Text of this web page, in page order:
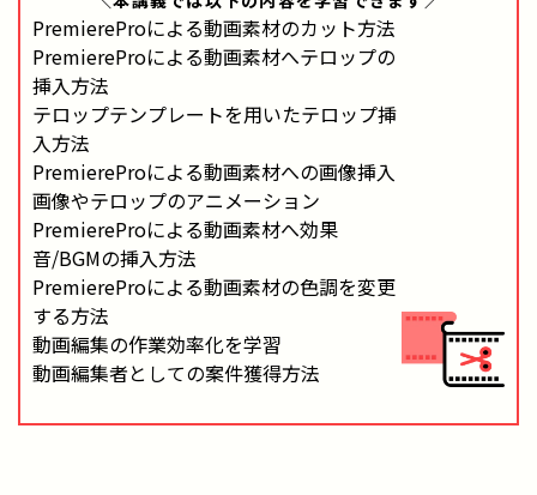
PremiereProによる動画素材のカット方法
PremiereProによる動画素材へテロップの
挿入方法
テロップテンプレートを用いたテロップ挿
入方法
PremiereProによる動画素材への画像挿入
画像やテロップのアニメーション
PremiereProによる動画素材へ効果
音/BGMの挿入方法
PremiereProによる動画素材の色調を変更
する方法
動画編集の作業効率化を学習
動画編集者としての案件獲得方法